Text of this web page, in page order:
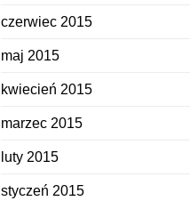
czerwiec 2015
maj 2015
kwiecień 2015
marzec 2015
luty 2015
styczeń 2015